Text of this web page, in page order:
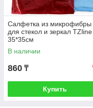
Салфетка из микрофибры
для стекол и зеркал TZline
35*35см
В наличии
860 ₸
Купить